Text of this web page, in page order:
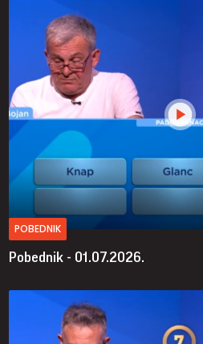
POBEDNIK
Pobednik - 01.07.2026.